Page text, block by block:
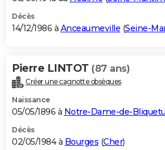
Décès
14/12/1986 à Anceaumeville (Seine-
Pierre LINTOT (87 ans)
Créer une cagnotte obsèques
Naissance
05/05/1896 à Notre-Dame-de-
Décès
02/05/1984 à Bourges (Cher)